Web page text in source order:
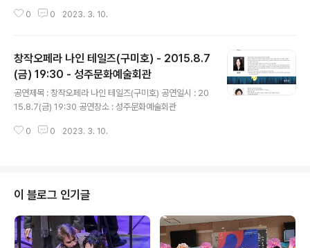
0 0 2023. 3. 10.
창작오페라 나인 테일즈(구미호) - 2015.8.7
(금) 19:30 - 성주문화예술회관
공연제목 : 창작오페라 나인 테일즈(구미호) 공연일시 : 20
15.8.7(금) 19:30 공연장소 : 성주문화예술회관
0 0 2023. 3. 10.
이 블로그 인기글